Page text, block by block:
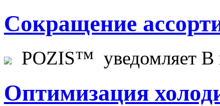
Сокращение
POZIS™ уведомляет В
Оптимизация